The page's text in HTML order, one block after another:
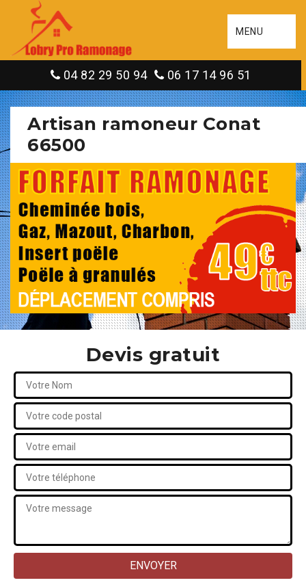
MENU
04 82 29 50 94 06 17 14 96 51
Artisan ramoneur Conat
66500
Devis gratuit